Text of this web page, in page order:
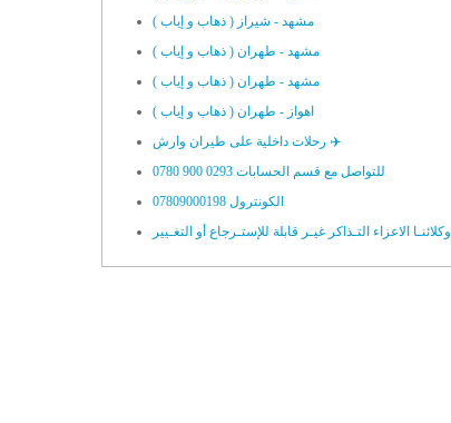
مشهد - شيراز ( ذهاب و إياب )
مشهد - طهران ( ذهاب و إياب )
مشهد - طهران ( ذهاب و إياب )
اهواز - طهران ( ذهاب و إياب )
رحلات داخلية على طيران وارش ✈️
للتواصل مع قسم الحسابات 0780 900 0293
الكونترول 07809000198
وکلائنـا الاعزاء التـذاکر غيـر قابلة للإستـرجاع أو التغـيير